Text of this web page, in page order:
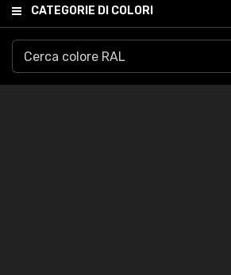
CATEGORIE DI COLORI